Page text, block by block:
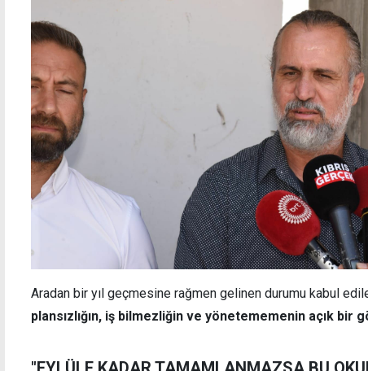
Aradan bir yıl geçmesine rağmen gelinen durumu kabul
plansızlığın, iş bilmezliğin ve yönetememenin açık bir